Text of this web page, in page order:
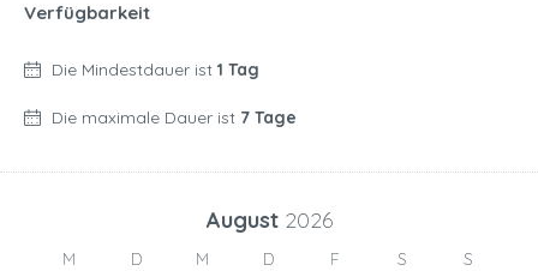
Verfügbarkeit
Die Mindestdauer ist 1 Tag
Die maximale Dauer ist 7 Tage
August 2026
M D M D F S
S